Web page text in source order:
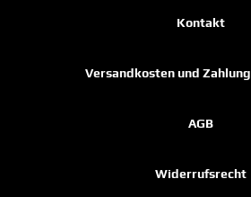
Kontakt
Versandkosten und
AGB
Widerrufsrecht